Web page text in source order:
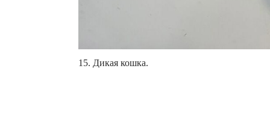
15. Дикая кошка.